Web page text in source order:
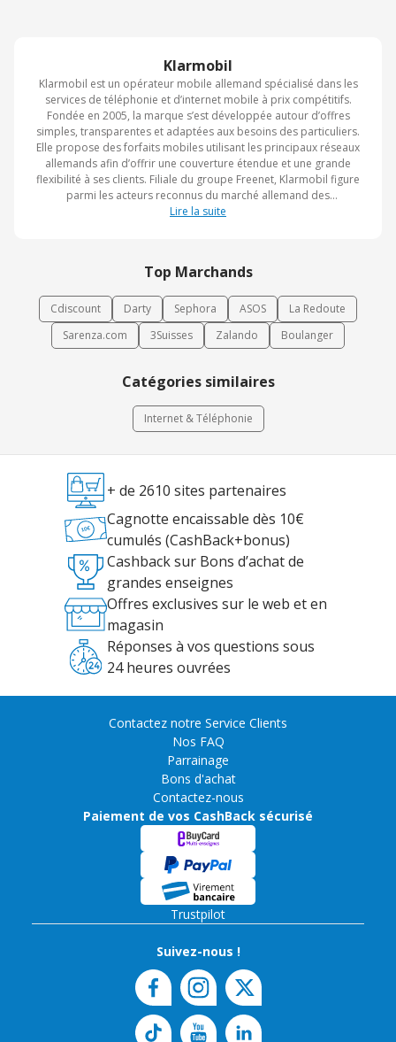
Klarmobil
Klarmobil est un opérateur mobile allemand spécialisé dans les
services de téléphonie et d’internet mobile à prix compétitifs.
Fondée en 2005, la marque s’est développée autour d’offres
simples, transparentes et adaptées aux besoins des particuliers.
Elle propose des forfaits mobiles utilisant les principaux réseaux
allemands afin d’offrir une couverture étendue et une grande
flexibilité à ses clients. Filiale du groupe Freenet, Klarmobil figure
parmi les acteurs reconnus du marché allemand des
télécommunications. Son objectif est de rendre les services
Lire la suite
Top Marchands
Cdiscount Darty Sephora ASOS
La Redoute
Sarenza.com
3Suisses Zalando Boulanger
Catégories similaires
Internet & Téléphonie
+ de 2610 sites partenaires
Cagnotte encaissable dès 10€
cumulés (CashBack+bonus)
Cashback sur Bons d’achat de
grandes enseignes
Offres exclusives sur le web et en
magasin
Réponses à vos questions sous
24 heures ouvrées
Contactez notre Service Clients
Nos FAQ
Parrainage
Bons d'achat
Contactez-nous
Paiement de vos CashBack sécurisé
Trustpilot
Suivez-nous !